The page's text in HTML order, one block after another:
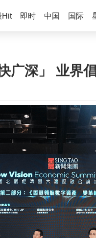
Hit 即时 中国 国际
广深」 业界